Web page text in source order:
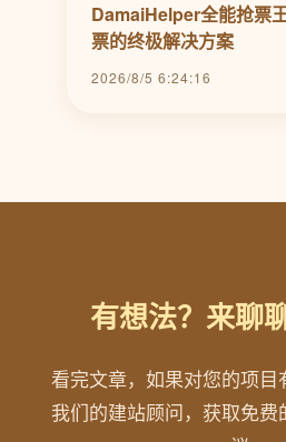
DamaiHelper全能抢票
票的终极解决方案
2026/8/5 6:24:16
有想法？来聊
看完文章，如果对您的项
我们的建站顾问，获取免